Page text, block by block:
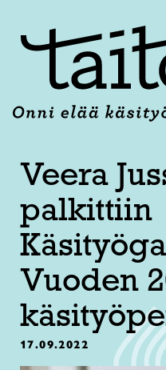
Veera
palkittiin
Vuoden
17.09.2022